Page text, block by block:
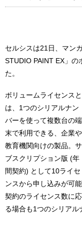
セルシスは21日、マン
STUDIO PAINT EX」の
た。
ボリュームライセンスと
は、1つのシリアルナン
バーを使って複数台の端
末で利用できる、企業や
教育機関向けの製品。サ
ブスクリプション版 (年
間契約) として10ライセ
ンスから申し込みが可
契約のライセンス数に
る場合も1つのシリアル